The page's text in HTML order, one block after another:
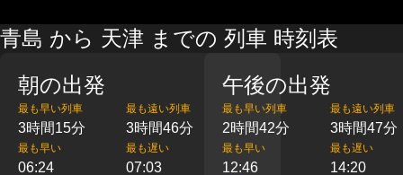
青島 から 天津 までの 列車 時刻表
朝の出発
最も早い列車
3時間15分
最も遠い列車
3時間46分
最も早い
06:24
最も遅い
07:03
午後の出発
最も早い列車
2時間42分
最も遠い列車
3時間47分
最も早い
12:46
最も遅い
14:20